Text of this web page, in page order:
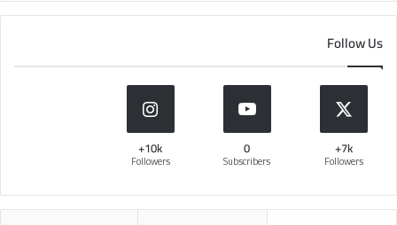
Follow Us
7k+
Followers
0
Subscribers
10k+
Followers